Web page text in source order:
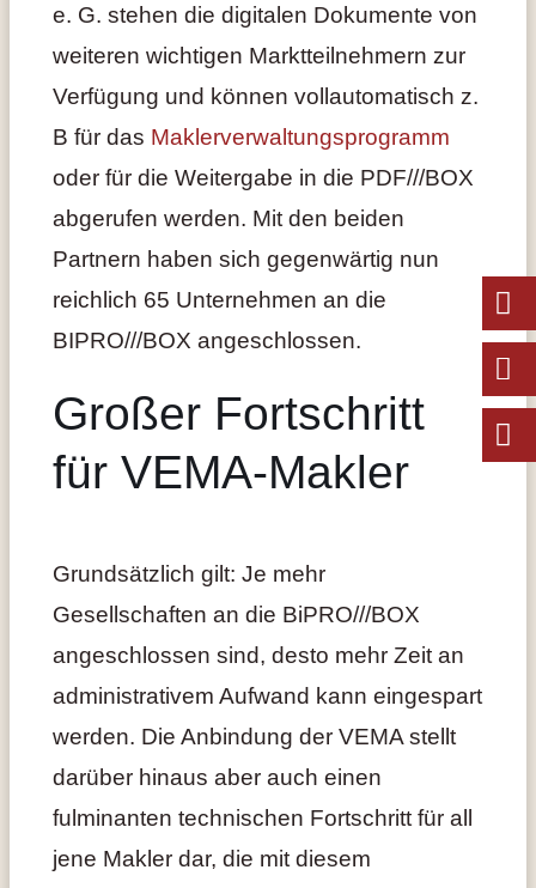
e. G. stehen die digitalen Dokumente von
weiteren wichtigen Marktteilnehmern zur
Verfügung und können vollautomatisch z.
B für das Maklerverwaltungsprogramm
oder für die Weitergabe in die PDF///BOX
abgerufen werden. Mit den beiden
Partnern haben sich gegenwärtig nun
reichlich 65 Unternehmen an die
BIPRO///BOX angeschlossen.
Großer Fortschritt
für VEMA-Makler
Grundsätzlich gilt: Je mehr
Gesellschaften an die BiPRO///BOX
angeschlossen sind, desto mehr Zeit an
administrativem Aufwand kann eingespart
werden. Die Anbindung der VEMA stellt
darüber hinaus aber auch einen
fulminanten technischen Fortschritt für all
jene Makler dar, die mit diesem